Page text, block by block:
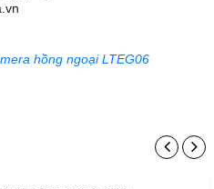
hồng ngoại LTEG06